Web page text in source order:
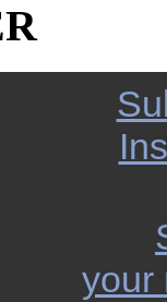
your